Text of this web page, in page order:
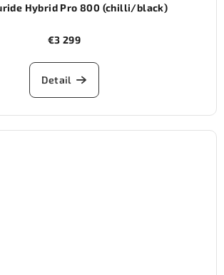
Hybrid Pro 800 (chilli/black)
€3 299
Detail